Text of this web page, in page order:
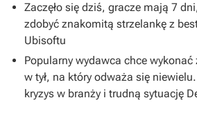
Zaczęło się dziś, gracze mają 7
zdobyć znakomitą strzelankę z
Ubisoftu
Popularny wydawca chce
w tył, na który odważa się
kryzys w branży i trudną sytuację